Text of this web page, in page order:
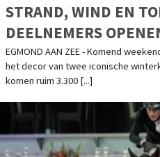
STRAND, WIND EN
DEELNEMERS
EGMOND AAN ZEE
EGMOND AAN ZEE - Komend
het decor van twee iconische
komen ruim 3.300 [...]